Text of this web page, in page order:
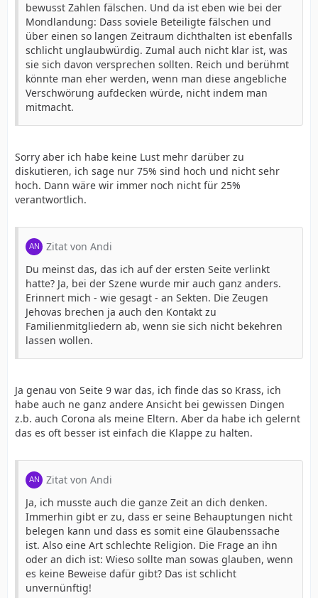
bewusst Zahlen fälschen. Und da ist eben wie bei der
Mondlandung: Dass soviele Beteiligte fälschen und
über einen so langen Zeitraum dichthalten ist ebenfalls
schlicht unglaubwürdig. Zumal auch nicht klar ist, was
sie sich davon versprechen sollten. Reich und berühmt
könnte man eher werden, wenn man diese angebliche
Verschwörung aufdecken würde, nicht indem man
mitmacht.
Sorry aber ich habe keine Lust mehr darüber zu
diskutieren, ich sage nur 75% sind hoch und nicht sehr
hoch. Dann wäre wir immer noch nicht für 25%
verantwortlich.
Zitat von Andi
Du meinst das, das ich auf der ersten Seite verlinkt
hatte? Ja, bei der Szene wurde mir auch ganz anders.
Erinnert mich - wie gesagt - an Sekten. Die Zeugen
Jehovas brechen ja auch den Kontakt zu
Familienmitgliedern ab, wenn sie sich nicht bekehren
lassen wollen.
Ja genau von Seite 9 war das, ich finde das so Krass, ich
habe auch ne ganz andere Ansicht bei gewissen Dingen
z.b. auch Corona als meine Eltern. Aber da habe ich gelernt
das es oft besser ist einfach die Klappe zu halten.
Zitat von Andi
Ja, ich musste auch die ganze Zeit an dich denken.
Immerhin gibt er zu, dass er seine Behauptungen nicht
belegen kann und dass es somit eine Glaubenssache
ist. Also eine Art schlechte Religion. Die Frage an ihn
oder an dich ist: Wieso sollte man sowas glauben, wenn
es keine Beweise dafür gibt? Das ist schlicht
unvernünftig!